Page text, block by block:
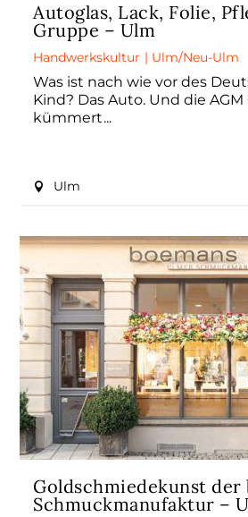
Autoglas, Lack, Folie,
Gruppe – Ulm
Handwerkskultur | Ulm/Neu-Ulm
Was ist nach wie vor des
Kind? Das Auto. Und die AGM
kümmert
Ulm
Goldschmiedekunst der
Schmuckmanufaktur –